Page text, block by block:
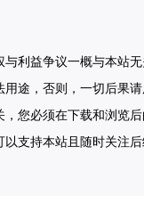
利益争议一概与本站
途，否则，一切后果
您必须在下载和浏览
支持本站且随时关注后